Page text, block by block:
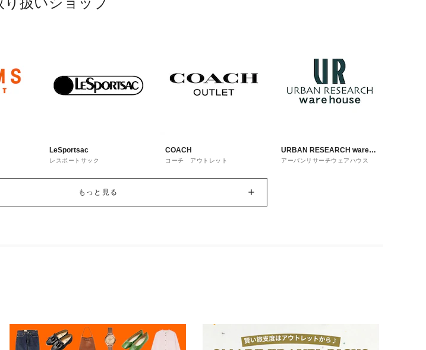
LeSportsac
レスポートサック
COACH
コーチ アウトレット
URBAN RESEARCH ware
house
アーバンリサーチウェアハウス
もっと見る